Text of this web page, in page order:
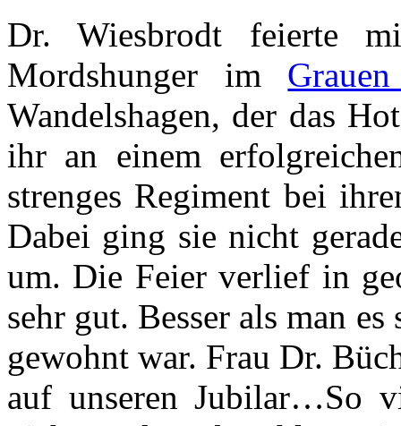
Dr. Wiesbrodt feierte
Mordshunger im
Wandelshagen, der das
ihr an einem
strenges Regiment bei
Dabei ging sie nicht
um. Die Feier verlief in
sehr gut. Besser als man
gewohnt war. Frau Dr.
auf unseren Jubilar…So